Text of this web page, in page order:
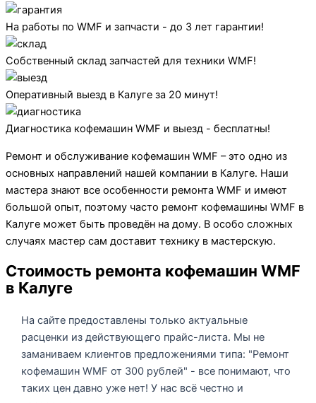
На работы по WMF и запчасти - до 3 лет гарантии!
Собственный склад запчастей для техники WMF!
Оперативный выезд в Калуге за 20 минут!
Диагностика кофемашин WMF и выезд - бесплатны!
Ремонт и обслуживание кофемашин WMF – это одно из
основных направлений нашей компании в Калуге. Наши
мастера знают все особенности ремонта WMF и имеют
большой опыт, поэтому часто ремонт кофемашины WMF в
Калуге может быть проведён на дому. В особо сложных
случаях мастер сам доставит технику в мастерскую.
Стоимость ремонта кофемашин WMF
в Калуге
На сайте предоставлены только актуальные
расценки из действующего прайс-листа. Мы не
заманиваем клиентов предложениями типа: "Ремонт
кофемашин WMF от 300 рублей" - все понимают, что
таких цен давно уже нет! У нас всё честно и